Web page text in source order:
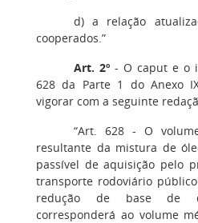
d) a relação
cooperados.”
Art. 2º - O caput e o
628 da Parte 1 do Anexo
vigorar com a seguinte
“Art. 628 - O
resultante da mistura de
passível de aquisição pelo
transporte rodoviário
redução de base de
corresponderá ao volume